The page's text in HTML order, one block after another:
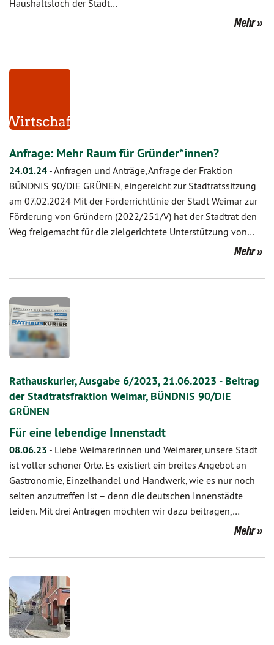
Haushaltsloch der Stadt…
Mehr
Anfrage: Mehr Raum für Gründer*innen?
24.01.24 -Anfragen und Anträge, Anfrage der Fraktion
BÜNDNIS 90/DIE GRÜNEN, eingereicht zur Stadtratssitzung
am 07.02.2024 Mit der Förderrichtlinie der Stadt Weimar zur
Förderung von Gründern (2022/251/V) hat der Stadtrat den
Weg freigemacht für die zielgerichtete Unterstützung von…
Mehr
Rathauskurier, Ausgabe 6/2023, 21.06.2023 - Beitrag
der Stadtratsfraktion Weimar, BÜNDNIS 90/DIE
GRÜNEN
Für eine lebendige Innenstadt
08.06.23 - Liebe Weimarerinnen und Weimarer, unsere Stadt
ist voller schöner Orte. Es existiert ein breites Angebot an
Gastronomie, Einzelhandel und Handwerk, wie es nur noch
selten anzutreffen ist – denn die deutschen Innenstädte
leiden. Mit drei Anträgen möchten wir dazu beitragen,…
Mehr